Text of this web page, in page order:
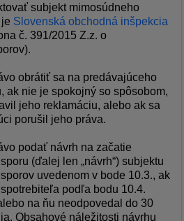
subjekt mimosúdneho
Slovenská obchodná inšpekcia
č. 391/2015 Z.z. o
obrátiť sa na predávajúceho
ak nie je spokojný so spôsobom,
jeho reklamáciu, alebo ak sa
porušil jeho práva.
podať návrh na začatie
(ďalej len „návrh“) subjektu
uvedenom v bode 10.3., ak
podľa bodu 10.4.
na ňu neodpovedal do 30
Obsahové náležitosti návrhu